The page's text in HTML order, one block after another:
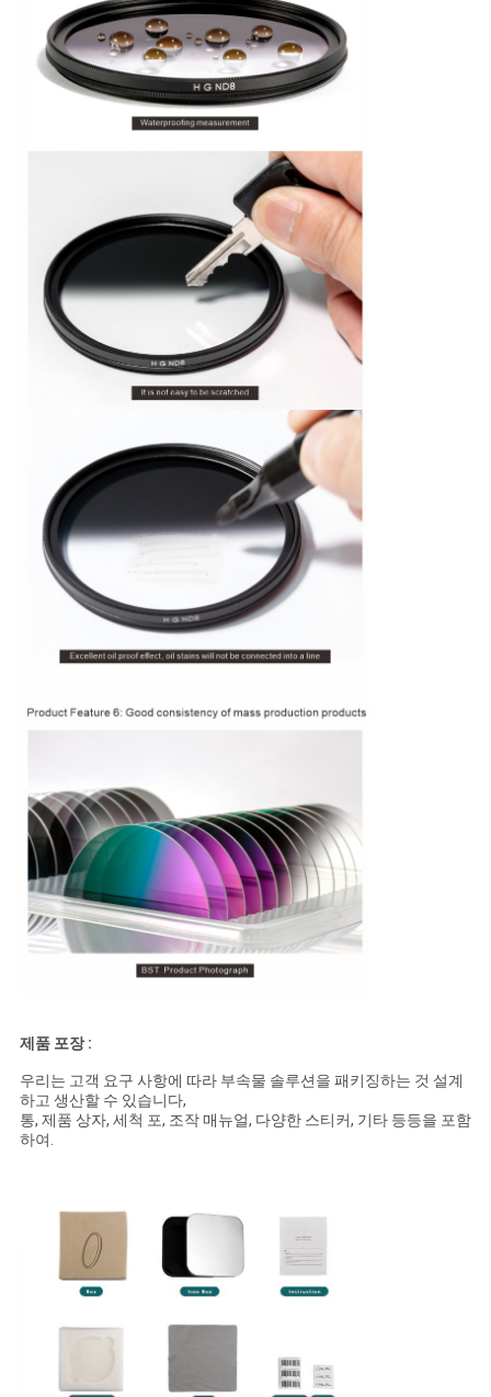
제품 포장 :
우리는 고객 요구 사항에 따라 부속물 솔루션을 패키징하는 것 설계
하고 생산할 수 있습니다,
통, 제품 상자, 세척 포, 조작 매뉴얼, 다양한 스티커, 기타 등등을 포함
하여.